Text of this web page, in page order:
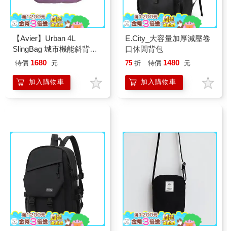
【Avier】Urban 4L
SlingBag 城市機能斜背包
(薰衣紫)
特價 1680 元
加入購物車
E.City_大容量加厚減壓卷
口休閒背包
75 折 特價 1480 元
加入購物車